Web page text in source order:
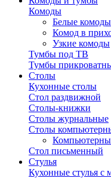
Комоды
Белые комоды
Комод в
Узкие комоды
Тумбы под ТВ
Тумбы
Столы
Кухонные столы
Стол раздвижной
Столы-книжки
Столы журнальные
Столы
Стол письменный
Стулья
Кухонные стулья с